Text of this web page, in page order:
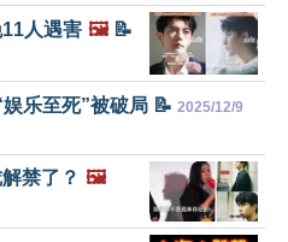
人遇害 🖼️📝
乐至死”被破局 📝 2025/12/9
禁了？ 🖼️